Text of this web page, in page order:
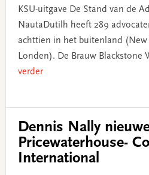
KSU-uitgave De Stand van de
NautaDutilh heeft 289
achttien in het buitenland (New
Londen). De Brauw Blackstone
verder
Dennis Nally
Pricewaterhouse-
International